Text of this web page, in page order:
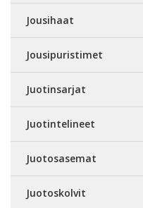
Jousihaat
Jousipuristimet
Juotinsarjat
Juotintelineet
Juotosasemat
Juotoskolvit